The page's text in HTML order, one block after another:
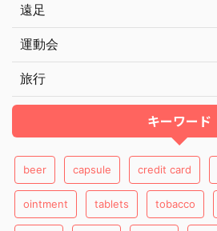
遠足
運動会
旅行
キーワード
beer capsule credit card
ointment tablets tobacco